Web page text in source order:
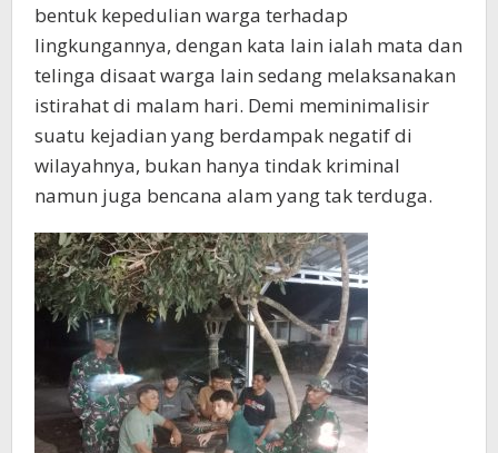
bentuk kepedulian warga terhadap
lingkungannya, dengan kata lain ialah mata dan
telinga disaat warga lain sedang melaksanakan
istirahat di malam hari. Demi meminimalisir
suatu kejadian yang berdampak negatif di
wilayahnya, bukan hanya tindak kriminal
namun juga bencana alam yang tak terduga.